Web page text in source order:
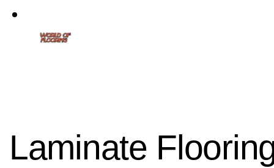
Laminate